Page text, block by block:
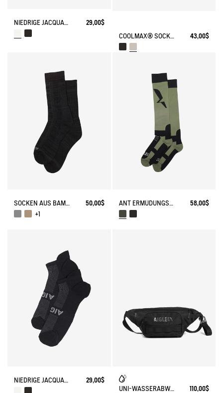
NIEDRIGE JACQUARD-SOCKEN MIT AIGLE-LOGO UND VERSTÄRKUNG
29,00$
COOLMAX® SOCKEN MADE IN FRANCE
43,00$
SOCKEN AUS BAMBUS MADE IN FRANCE
50,00$
+1
ANT ERMÜDUNGSSOCKEN 58,00$
NIEDRIGE JACQUARD-SOCKEN MIT AIGLE-LOGO UND VERSTÄRKUNG
29,00$
UNI-WASSERABWEISENDE BANANEN 2,5L
110,00$